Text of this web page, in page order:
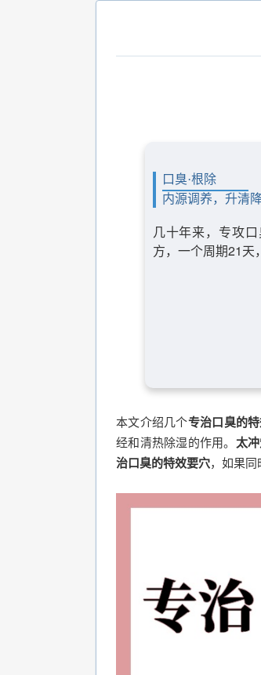
口臭·根除
内源调养，升清降
几十年来，专攻
方，一个周期21天
本文介绍几个专治口臭的
经和清热除湿的作用。 太
治口臭的特效要穴，如果同